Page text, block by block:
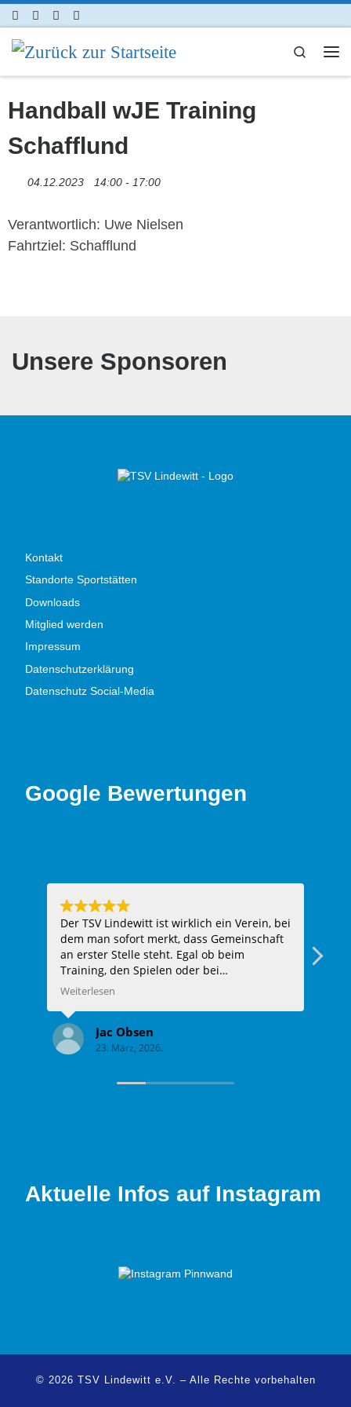
Zum Inhalt springen
Search
Handball wJE Training
Schafflund
04.12.2023 14:00 - 17:00
Verantwortlich: Uwe Nielsen
Fahrtziel: Schafflund
Unsere Sponsoren
Kontakt
Standorte Sportstätten
Downloads
Mitglied werden
Impressum
Datenschutzerklärung
Datenschutz Social-Media
Google Bewertungen
Der TSV Lindewitt ist wirklich ein Verein, bei
dem man sofort merkt, dass Gemeinschaft
an erster Stelle steht. Egal ob beim
Training, den Spielen oder bei
Vereinsveranstaltungen – man wird
sofort wie Teil der Familie. Die Trainer sind
super engagiert, unterstützen jeden Spieler
individuell und haben immer ein offenes
tolles Miteinander unter den Mitgliedern.
Weiterlesen
Jac Obsen
23. März, 2026.
Aktuelle Infos auf Instagram
© 2026 TSV Lindewitt e.V. – Alle Rechte vorbehalten